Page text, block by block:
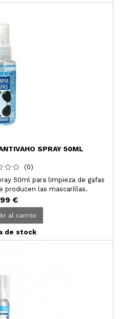
SPRAY 50ML
(0)
50ml para limpieza de gafas
producen las mascarillas.
€
al carrito
de stock